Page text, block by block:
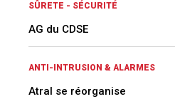
SÛRETE - SÉCURITÉ
AG du CDSE
ANTI-INTRUSION & ALARMES
Atral se réorganise